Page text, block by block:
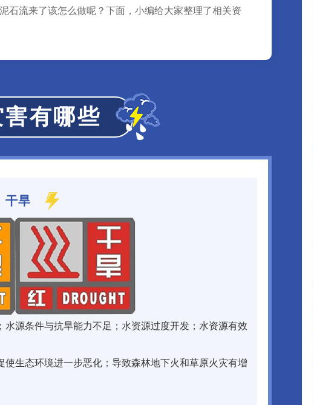
石流来了该怎么做呢？下面，小编给大家整理了相关资
有哪些
干旱
源条件与抗旱能力不足；水资源过度开发；水资源有效
生态环境进一步恶化；导致森林地下火和草原火灾有增